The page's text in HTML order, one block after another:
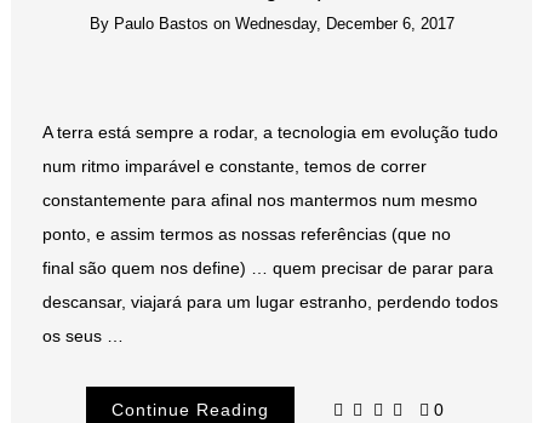
By Paulo Bastos on Wednesday, December 6, 2017
A terra está sempre a rodar, a tecnologia em evolução tudo
num ritmo imparável e constante, temos de correr
constantemente para afinal nos mantermos num mesmo
ponto, e assim termos as nossas referências (que no
final são quem nos define) … quem precisar de parar para
descansar, viajará para um lugar estranho, perdendo todos
os seus …
Continue Reading 0